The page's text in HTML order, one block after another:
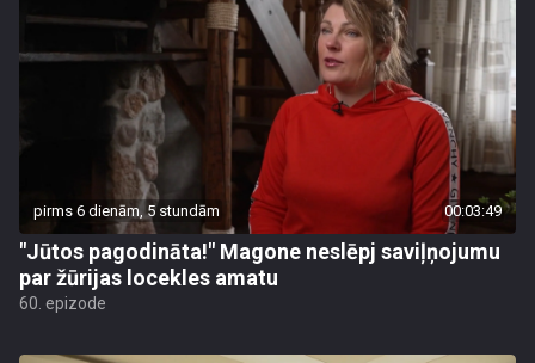
pirms 6 dienām, 5 stundām 00:03:49
"Jūtos pagodināta!" Magone neslēpj saviļņojumu
par žūrijas locekles amatu
60. epizode